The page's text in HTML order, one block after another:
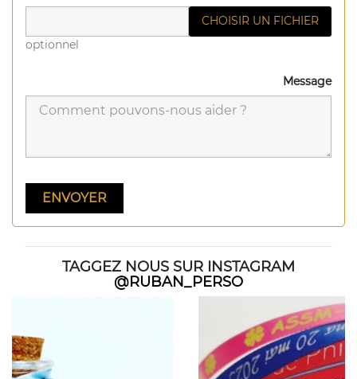
CHOISIR UN FICHIER
optionnel
Message
TAGGEZ NOUS SUR INSTAGRAM
@RUBAN_PERSO